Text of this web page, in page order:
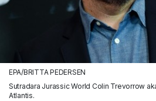
EPA/BRITTA PEDERSEN
Sutradara Jurassic World Colin Trevorrow
Atlantis.